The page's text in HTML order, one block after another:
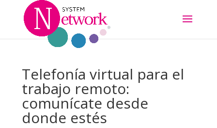
Telefonía virtual para el
trabajo remoto:
comunícate desde
donde estés